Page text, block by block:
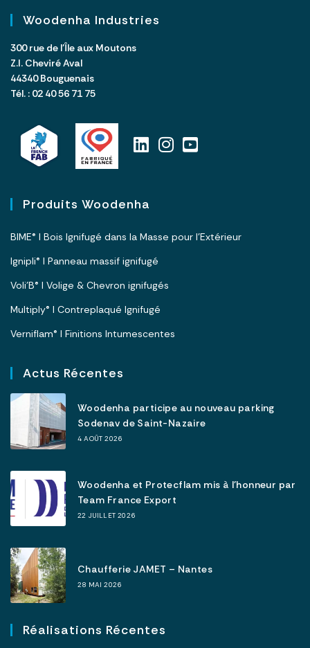
Woodenha Industries
300 rue de l’Île aux Moutons
Z.I. Cheviré Aval
44340 Bouguenais
Tél. : 02 40 56 71 75
Produits Woodenha
BIME® I Bois Ignifugé dans la Masse pour l’Extérieur
Ignipli® I Panneau massif ignifugé
Voli’B® I Volige & Chevron ignifugés
Multiply® I Contreplaqué Ignifugé
Verniflam® I Finitions Intumescentes
Actus Récentes
Woodenha participe au nouveau parking
Sodenav de Saint-Nazaire
4 AOÛT 2026
Woodenha et Protecflam mis à l’honneur par
Team France Export
22 JUILLET 2026
Chaufferie JAMET – Nantes
28 MAI 2026
Réalisations Récentes